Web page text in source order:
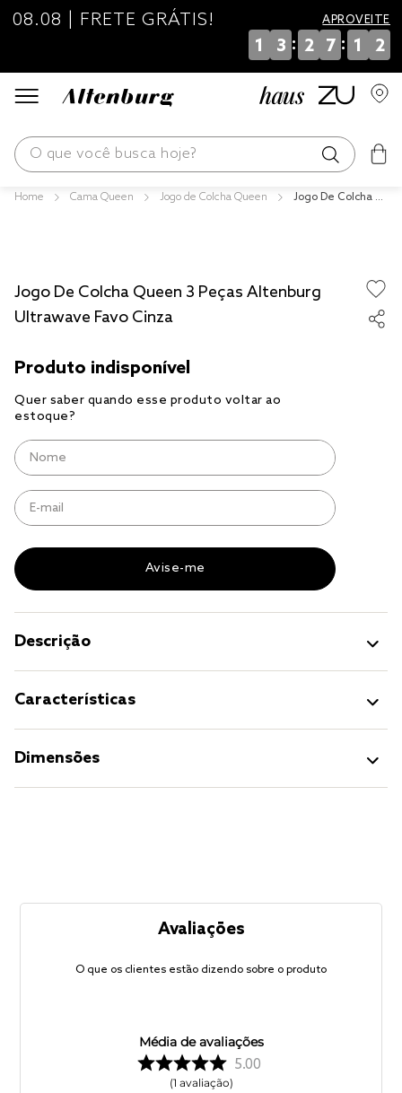
08.08 | FRETE GRÁTIS! APROVEITE
1 3 : 2 7 : 1 2
O que você busca hoje?
Cama Queen Jogo de Colcha Queen
Jogo De Colcha Q
Jogo De Colcha Queen 3 Peças Altenburg
Ultrawave Favo Cinza
Descrição
Características
Dimensões
Avaliações
O que os clientes estão dizendo sobre o produto
Média de avaliações
5.00
1 avaliação
travesseiro
solteiro king
cobre leito
cobertor